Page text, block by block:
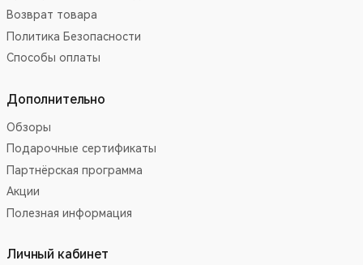
Возврат товара
Политика Безопасности
Способы оплаты
Дополнительно
Обзоры
Подарочные сертификаты
Партнёрская программа
Акции
Полезная информация
Личный кабинет